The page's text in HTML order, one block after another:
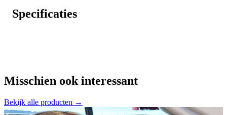
Specificaties
Misschien ook interessant
Bekijk alle producten →